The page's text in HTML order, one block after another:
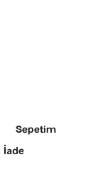
Sepetim
İade